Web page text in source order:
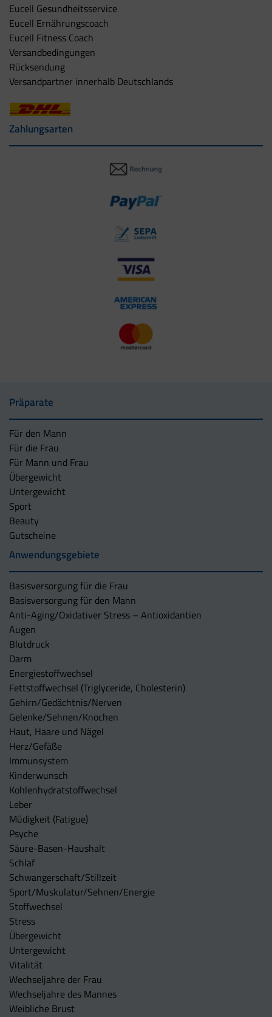
Eucell Gesundheitsservice
Eucell Ernährungscoach
Eucell Fitness Coach
Versandbedingungen
Rücksendung
Versandpartner innerhalb Deutschlands
Zahlungsarten
Präparate
Für den Mann
Für die Frau
Für Mann und Frau
Übergewicht
Untergewicht
Sport
Beauty
Gutscheine
Anwendungsgebiete
Basisversorgung für die Frau
Basisversorgung für den Mann
Anti-Aging/Oxidativer Stress – Antioxidantien
Augen
Blutdruck
Darm
Energiestoffwechsel
Fettstoffwechsel (Triglyceride, Cholesterin)
Gehirn/Gedächtnis/Nerven
Gelenke/Sehnen/Knochen
Haut, Haare und Nägel
Herz/Gefäße
Immunsystem
Kinderwunsch
Kohlenhydratstoffwechsel
Leber
Müdigkeit (Fatigue)
Psyche
Säure-Basen-Haushalt
Schlaf
Schwangerschaft/Stillzeit
Sport/Muskulatur/Sehnen/Energie
Stoffwechsel
Stress
Übergewicht
Untergewicht
Vitalität
Wechseljahre der Frau
Wechseljahre des Mannes
Weibliche Brust